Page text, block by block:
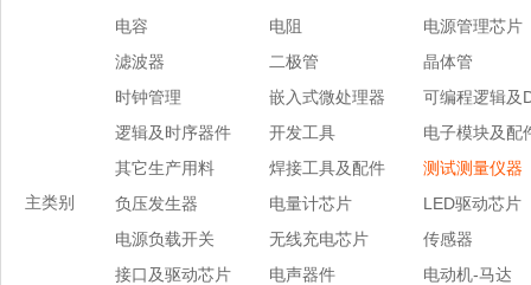
主类别
电容 电阻
电源管理芯片
滤波器
二极管
晶体管
时钟管理
嵌入式微处理器
可编程逻辑及
逻辑及时序器件
开发工具
电子模块及配
其它生产用料
焊接工具及配件
测试测量仪器
负压发生器
电量计芯片
LED驱动芯片
电源负载开关
无线充电芯片
传感器
接口及驱动芯片
电声器件
电动机-马达